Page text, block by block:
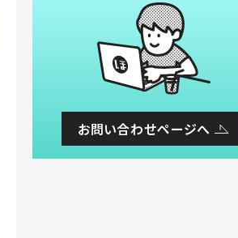
お問い合わせページへ